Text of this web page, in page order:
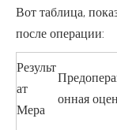
Вот таблица,
после операции:
Результ
ат
Мера
онная